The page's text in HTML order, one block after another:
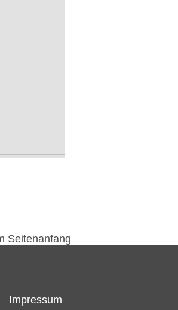
Impressum